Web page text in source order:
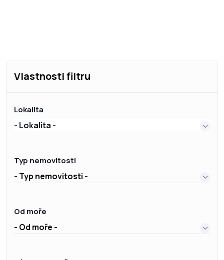
Vlastnosti filtru
Lokalita
- Lokalita -
Typ nemovitosti
- Typ nemovitosti -
Od moře
- Od moře -